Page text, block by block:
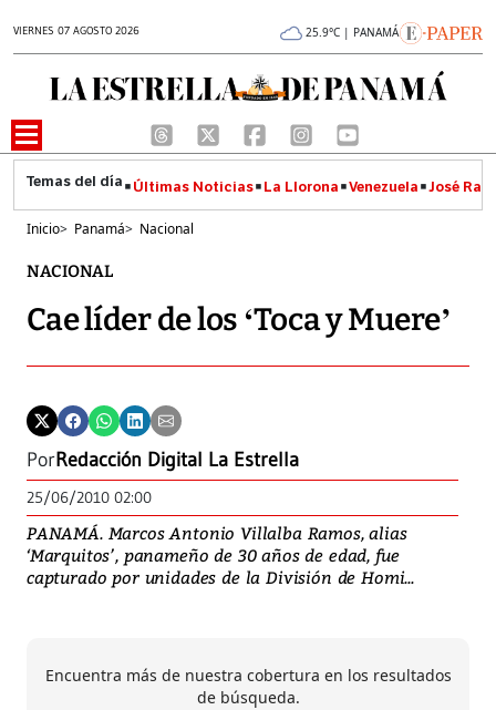
VIERNES 07 AGOSTO 2026 25.9°C | PANAMÁ
Últimas Noticias La Llorona Venezuela José
Inicio> Panamá> Nacional
NACIONAL
Cae líder de los ‘Toca y Muere’
PorRedacción Digital La Estrella
25/06/2010 02:00
PANAMÁ. Marcos Antonio Villalba Ramos, alias
‘Marquitos’, panameño de 30 años de edad, fue
capturado por unidades de la División de Homi...
Encuentra más de nuestra cobertura en los resultados
de búsqueda.